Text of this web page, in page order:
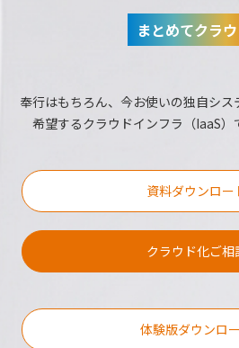
まとめてクラ
奉行はもちろん、今お使いの独自シス
希望するクラウドインフラ（IaaS）
資料ダウンロー
クラウド化ご相
体験版ダウンロ